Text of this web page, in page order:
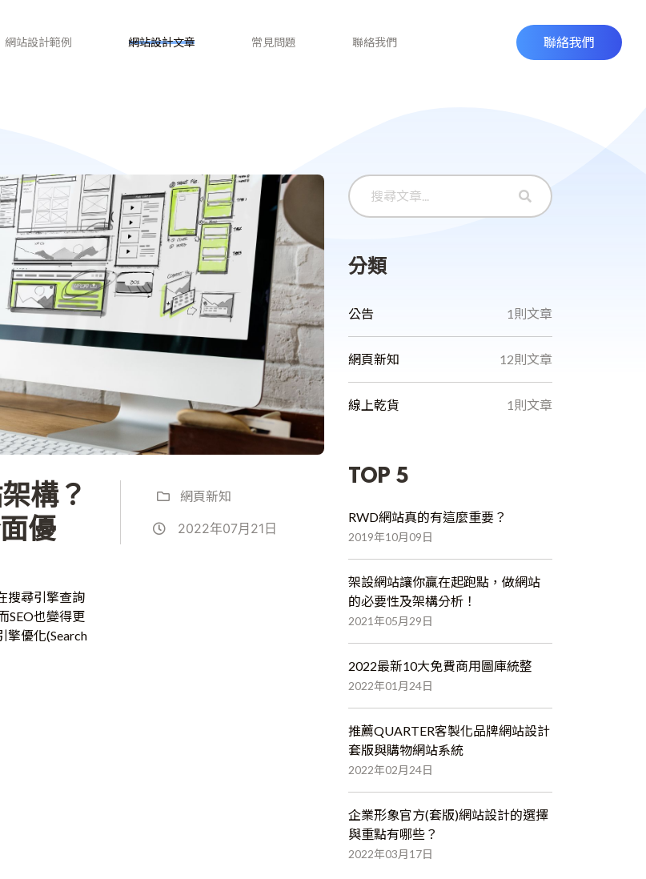
網站設計範例 網站設計文章 常見問題 聯絡我們 聯絡我們
構？
優
搜尋引擎查詢
SEO也變得更
擎優化(Search
網頁新知
2022年07月21日
分類
公告 1則文章
網頁新知 12則文章
線上乾貨 1則文章
TOP 5
RWD網站真的有這麼重要？
2019年10月09日
架設網站讓你贏在起跑點，做網站
的必要性及架構分析！
2021年05月29日
2022最新10大免費商用圖庫統整
2022年01月24日
推薦QUARTER客製化品牌網站設計
套版與購物網站系統
2022年02月24日
企業形象官方(套版)網站設計的選擇
與重點有哪些？
2022年03月17日